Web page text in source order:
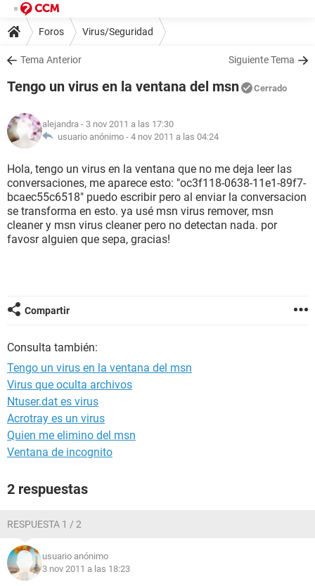
Foros Virus/Seguridad
Tema Anterior Siguiente Tema
Tengo un virus en la ventana del msn Cerrado
alejandra - 3 nov 2011 a las 17:30
usuario anónimo - 4 nov 2011 a las 04:24
Hola, tengo un virus en la ventana que no me deja leer las
conversaciones, me aparece esto: "oc3f118-0638-11e1-89f7-
bcaec55c6518" puedo escribir pero al enviar la conversacion
se transforma en esto. ya usé msn virus remover, msn
cleaner y msn virus cleaner pero no detectan nada. por
favosr alguien que sepa, gracias!
Compartir
Consulta también:
Tengo un virus en la ventana del msn
Virus que oculta archivos
Ntuser.dat es virus
Acrotray es un virus
Quien me elimino del msn
Ventana de incognito
2 respuestas
RESPUESTA 1 / 2
usuario anónimo
3 nov 2011 a las 18:23